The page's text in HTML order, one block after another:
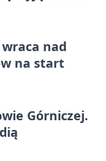
nad
na start
Górniczej.